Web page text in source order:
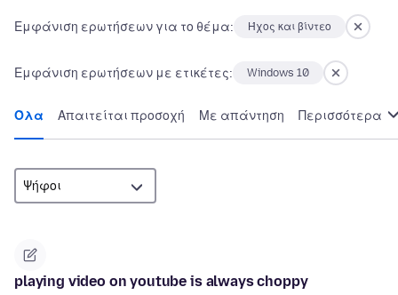
Εμφάνιση ερωτήσεων για το θέμα: Ήχος και βίντεο
Εμφάνιση ερωτήσεων με ετικέτες: Windows 10
Όλα Απαιτείται προσοχή Με απάντηση Περισσότερα
playing video on youtube is always choppy